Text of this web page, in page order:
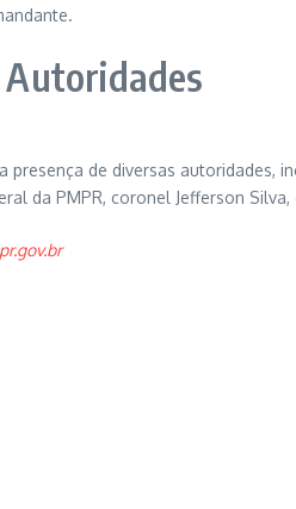
Autoridades
presença de diversas autoridades,
da PMPR, coronel Jefferson